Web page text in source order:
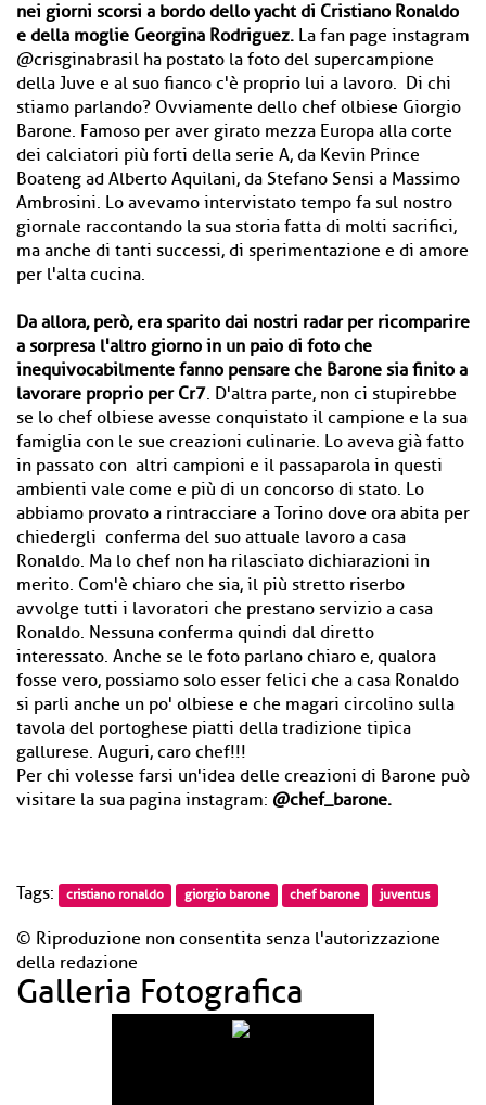
nei giorni scorsi a bordo dello yacht di Cristiano Ronaldo
e della moglie Georgina Rodriguez. La fan page instagram
@crisginabrasil ha postato la foto del supercampione
della Juve e al suo fianco c'è proprio lui a lavoro. Di chi
stiamo parlando? Ovviamente dello chef olbiese Giorgio
Barone. Famoso per aver girato mezza Europa alla corte
dei calciatori più forti della serie A, da Kevin Prince
Boateng ad Alberto Aquilani, da Stefano Sensi a Massimo
Ambrosini. Lo avevamo intervistato tempo fa sul nostro
giornale raccontando la sua storia fatta di molti sacrifici,
ma anche di tanti successi, di sperimentazione e di amore
per l'alta cucina.
Da allora, però, era sparito dai nostri radar per ricomparire
a sorpresa l'altro giorno in un paio di foto che
inequivocabilmente fanno pensare che Barone sia finito a
lavorare proprio per Cr7. D'altra parte, non ci stupirebbe
se lo chef olbiese avesse conquistato il campione e la sua
famiglia con le sue creazioni culinarie. Lo aveva già fatto
in passato con altri campioni e il passaparola in questi
ambienti vale come e più di un concorso di stato. Lo
abbiamo provato a rintracciare a Torino dove ora abita per
chiedergli conferma del suo attuale lavoro a casa
Ronaldo. Ma lo chef non ha rilasciato dichiarazioni in
merito. Com'è chiaro che sia, il più stretto riserbo
avvolge tutti i lavoratori che prestano servizio a casa
Ronaldo. Nessuna conferma quindi dal diretto
interessato. Anche se le foto parlano chiaro e, qualora
fosse vero, possiamo solo esser felici che a casa Ronaldo
si parli anche un po' olbiese e che magari circolino sulla
tavola del portoghese piatti della tradizione tipica
gallurese. Auguri, caro chef!!!
Per chi volesse farsi un'idea delle creazioni di Barone può
visitare la sua pagina instagram: @chef_barone.
Tags: cristiano ronaldo giorgio barone chef barone juventus
© Riproduzione non consentita senza l'autorizzazione
della redazione
Galleria Fotografica